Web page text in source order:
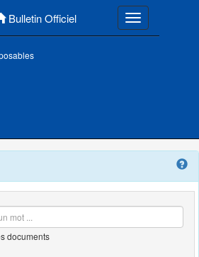
Bulletin Officiel Toggle
documents